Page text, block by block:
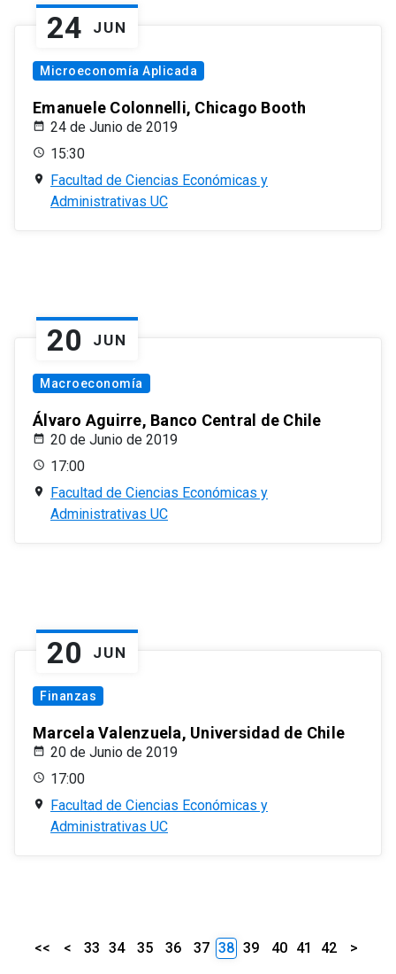
24 JUN
Microeconomía Aplicada
Emanuele Colonnelli, Chicago Booth
24 de Junio de 2019
15:30
Facultad de Ciencias Económicas y
Administrativas UC
20 JUN
Macroeconomía
Álvaro Aguirre, Banco Central de Chile
20 de Junio de 2019
17:00
Facultad de Ciencias Económicas y
Administrativas UC
20 JUN
Finanzas
Marcela Valenzuela, Universidad de Chile
20 de Junio de 2019
17:00
Facultad de Ciencias Económicas y
Administrativas UC
<< < 33 34 35 36 37 38 39 40 41 42 >